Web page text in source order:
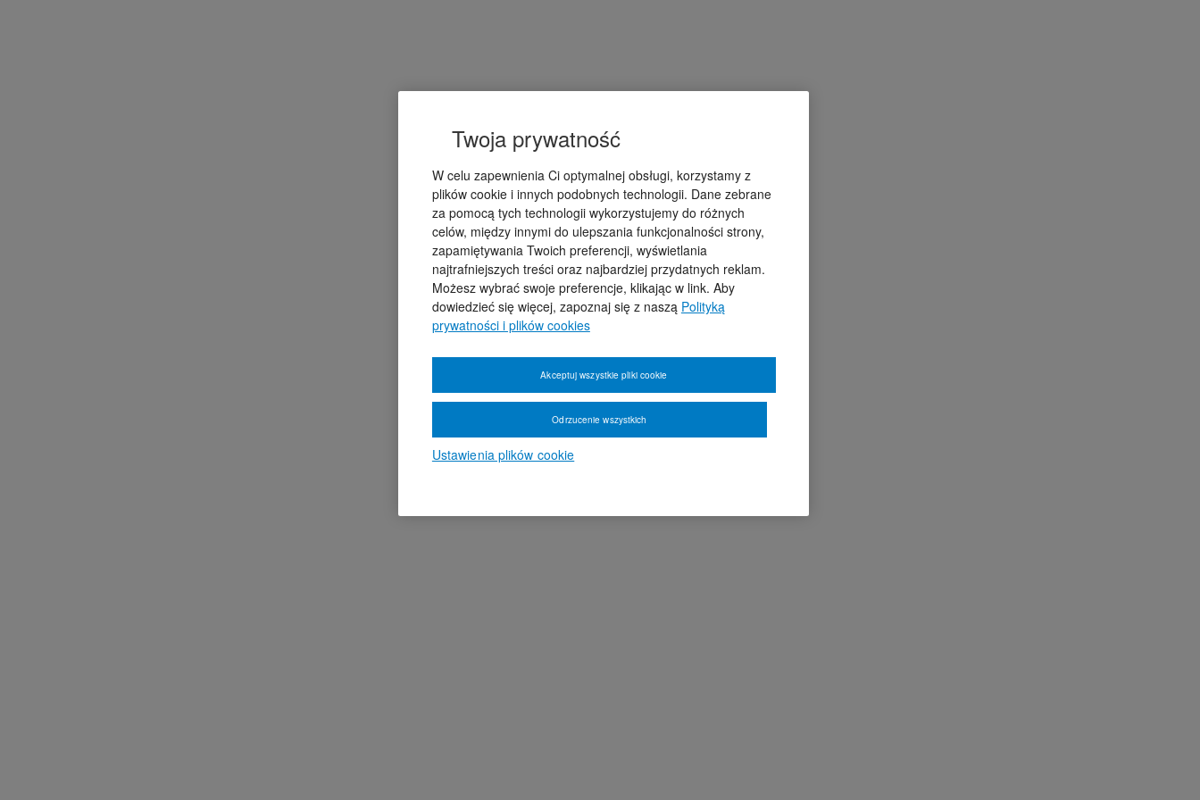
Twoja prywatność
W celu zapewnienia Ci optymalnej obsługi, korzystamy z
plików cookie i innych podobnych technologii. Dane zebrane
za pomocą tych technologii wykorzystujemy do różnych
celów, między innymi do ulepszania funkcjonalności strony,
zapamiętywania Twoich preferencji, wyświetlania
najtrafniejszych treści oraz najbardziej przydatnych reklam.
Możesz wybrać swoje preferencje, klikając w link. Aby
dowiedzieć się więcej, zapoznaj się z naszą Polityką
prywatności i plików cookies
Ustawienia plików cookie
Odrzucenie wszystkich
Akceptuj wszystkie pliki cookie